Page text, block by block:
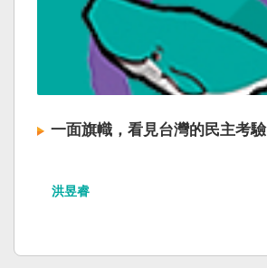
一面旗幟，看見台灣的民主考驗
洪昱睿